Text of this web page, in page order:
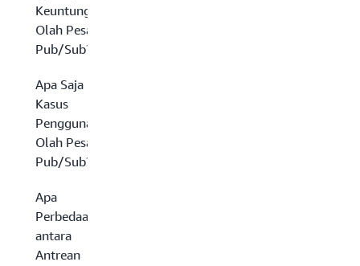
Keuntungan
Olah Pesan
Pub/Sub?
Apa Saja
Kasus
Penggunaan
Olah Pesan
Pub/Sub?
Apa
Perbedaan
antara
Antrean